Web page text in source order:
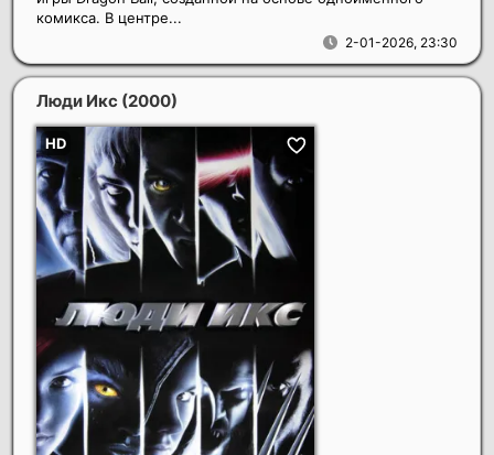
2-01-2026, 23:30
комикса. В центре...
Люди Икс (2000)